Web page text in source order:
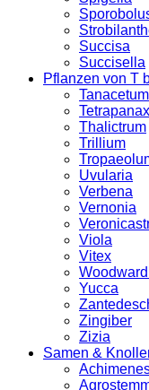
Succisa
Succisella
Pflanzen von T
Tanacetum
Tetrapanax
Thalictrum
Trillium
Uvularia
Verbena
Vernonia
Viola
Vitex
Yucca
Zingiber
Zizia
Samen &